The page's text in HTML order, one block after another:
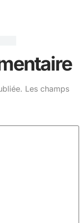
Les champs